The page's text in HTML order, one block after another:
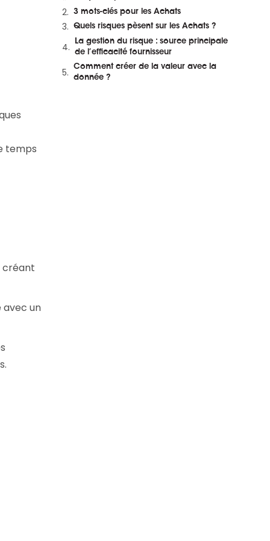
et en replay
temps
créant
avec un
3 mots-clés pour les Achats
Quels risques pèsent sur les Achats ?
La gestion du risque : source principale
de l’efficacité fournisseur
Comment créer de la valeur avec la
donnée ?